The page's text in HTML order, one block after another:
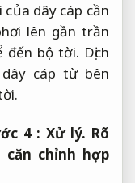
của dây cáp cần
lên gần trần
đến bộ tời. Dịch
cáp từ bên
4 : Xử lý. Rõ
căn chỉnh hợp